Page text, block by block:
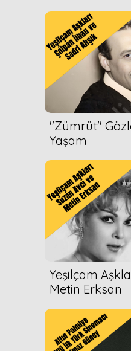
ÖNERİMİZ
''Zümrüt''
Yaşam
Yeşilçam
Metin Erksan